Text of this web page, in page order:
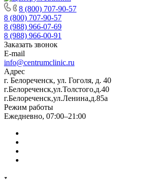
8 (800) 707-90-57
8 (800) 707-90-57
8 (988) 966-07-69
8 (988) 966-00-91
Заказать звонок
E-mail
info@centrumclinic.ru
Адрес
г. Белореченск, ул. Гоголя, д. 40
г.Белореченск,ул.Толстого,д.40
г.Белореченск,ул.Ленина,д.85а
Режим работы
Ежедневно, 07:00–21:00